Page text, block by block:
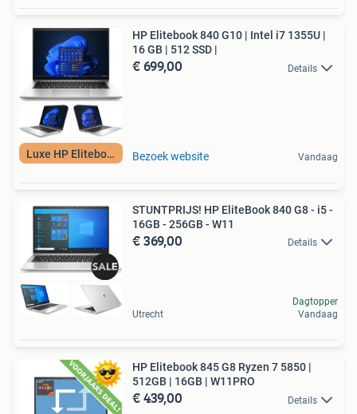
Luxe HP Elitebook
HP Elitebook 840 G10 | Intel i7 1355U |
16 GB | 512 SSD |
€ 699,00 Details
Bezoek website Vandaag
STUNTPRIJS! HP EliteBook 840 G8 - i5 -
16GB - 256GB - W11
€ 369,00 Details
Utrecht
Dagtopper
Vandaag
HP Elitebook 845 G8 Ryzen 7 5850 |
512GB | 16GB | W11PRO
€ 439,00 Details